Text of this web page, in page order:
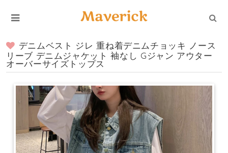
デニムベスト ジレ 重ね着デニムチョッキ ノース
リーブ デニムジャケット 袖なし Gジャン アウター
オーバーサイズトップス